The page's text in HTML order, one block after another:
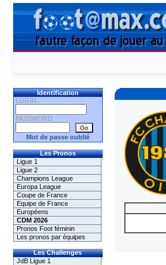
Identification
LOGIN
PASSWORD
Mot de passe oublié
Les Pronos
Ligue 1
Ligue 2
Champions League
Europa League
Coupe de France
Equipe de France
Européens
CDM 2026
Pronos Foot féminin
Les pronos par équipes
Les Challenges
JdB Ligue 1